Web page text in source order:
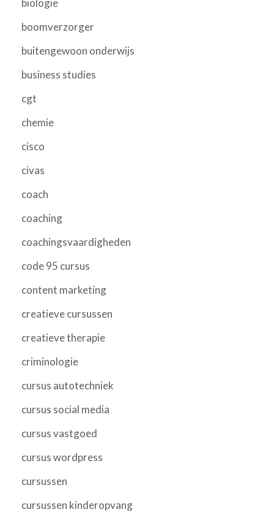
boomverzorger
buitengewoon onderwijs
business studies
cgt
chemie
cisco
civas
coach
coaching
coachingsvaardigheden
code 95 cursus
content marketing
creatieve cursussen
creatieve therapie
criminologie
cursus autotechniek
cursus social media
cursus vastgoed
cursus wordpress
cursussen
cursussen kinderopvang